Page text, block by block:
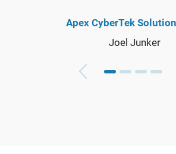
Apex CyberTek
Joel Junker